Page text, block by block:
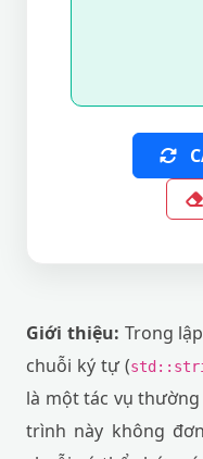
Giới thiệu: Trong
chuỗi ký tự (
là một tác vụ thường
trình này không